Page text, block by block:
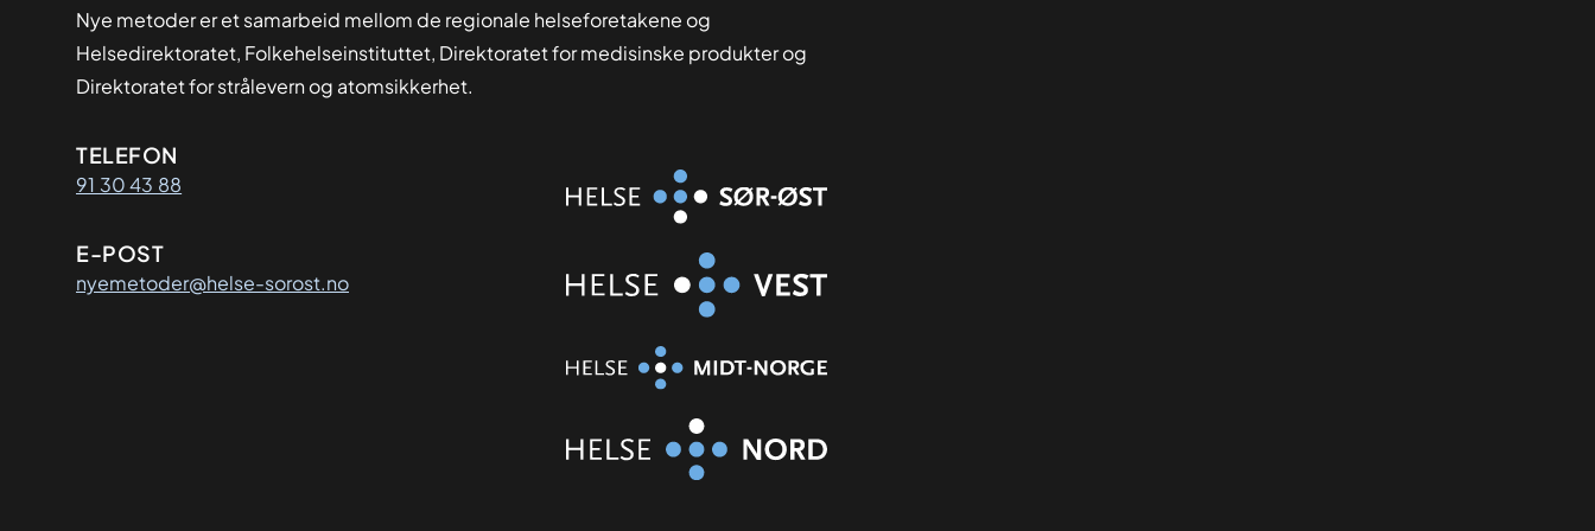
Nye metoder er et samarbeid mellom de regionale helseforetakene og
Helsedirektoratet, Folkehelseinstituttet, Direktoratet for medisinske produkter og
Direktoratet for strålevern og atomsikkerhet.
Kontaktinformasjon
TELEFON
91 30 43 88
E-POST
nyemetoder@helse-sorost.no
Organisasjon